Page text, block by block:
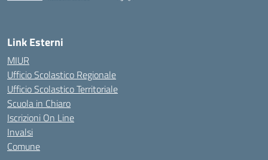
Link Esterni
MIUR
Ufficio Scolastico Regionale
Ufficio Scolastico Territoriale
Scuola in Chiaro
Iscrizioni On Line
Invalsi
Comune